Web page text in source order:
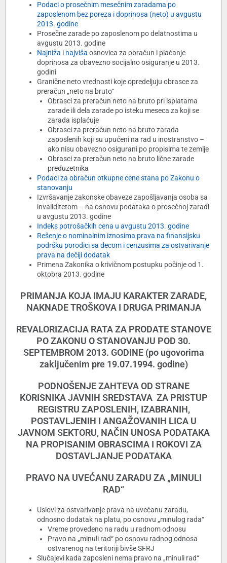
Podaci o prosečnim mesečnim zaradama po
zaposlenom bez poreza i doprinosa (neto) u avgustu
2013. godine
Prosečne zarade po zaposlenom po delatnostima u
avgustu 2013. godine
Najniža i najviša osnovica za obračun i plaćanje
doprinosa za obavezno socijalno osiguranje u 2013.
godini
Granične neto vrednosti koje opredeljuju obrasce za
preračun „neto na bruto“
Obrasci za preračun neto na bruto pri isplatama
zarade ili dela zarade po isteku meseca za koji se
zarada isplaćuje
Obrasci za preračun neto na bruto zarada
zaposlenih koji su upućeni na rad u inostranstvo –
ako nisu obavezno osigurani po propisima te zemlje
Obrasci za preračun neto na bruto lične zarade
preduzetnika
Podaci za obračun otkupne cene stana po Zakonu o
stanovanju
Izvršavanje zakonske obaveze zapošljavanja osoba sa
invaliditetom – na osnovu podataka o prosečnoj zaradi
u avgustu 2013. godine
Indeks potrošačkih cena u avgustu 2013. godine
Rešenje o nominalnim iznosima prava na finansijsku
podršku porodici sa decom i cenzusima za ostvarivanje
prava na dečiji dodatak
Primena Zakonika o krivičnom postupku počinje od 1.
oktobra 2013. godine
PRIMANJA KOJA IMAJU KARAKTER ZARADE,
NAKNADE TROŠKOVA I DRUGA PRIMANJA
REVALORIZACIJA RATA ZA PRODATE STANOVE
PO ZAKONU O STANOVANJU POD 30.
SEPTEMBROM 2013. GODINE (po ugovorima
zaključenim pre 19.07.1994. godine)
PODNOŠENJE ZAHTEVA OD STRANE
KORISNIKA JAVNIH SREDSTAVA ZA PRISTUP
REGISTRU ZAPOSLENIH, IZABRANIH,
POSTAVLJENIH I ANGAŽOVANIH LICA U
JAVNOM SEKTORU, NAČIN UNOSA PODATAKA
NA PROPISANIM OBRASCIMA I ROKOVI ZA
DOSTAVLJANJE PODATAKA
PRAVO NA UVEĆANU ZARADU ZA „MINULI
RAD“
Uslovi za ostvarivanje prava na uvećanu zaradu,
odnosno dodatak na platu, po osnovu „minulog rada“
Vreme provedeno na radu u radnom odnosu
Pravo na „minuli rad“ po osnovu radnog odnosa
ostvarenog na teritoriji bivše SFRJ
Slučajevi kada zaposleni nema pravo na „minuli rad“